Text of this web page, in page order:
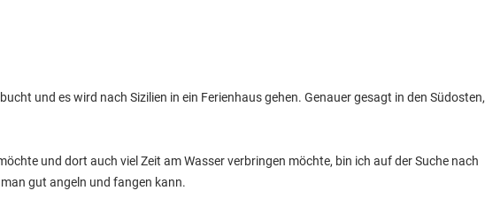
und es wird nach Sizilien in ein Ferienhaus gehen. Genauer gesagt in den Südosten,
und dort auch viel Zeit am Wasser verbringen möchte, bin ich auf der Suche nach
gut angeln und fangen kann.